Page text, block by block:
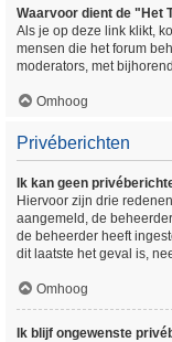
Waarvoor dient de "Het
Als je op deze link klikt,
mensen die het forum
moderators, met
Omhoog
Privéberichten
Ik kan geen
Hiervoor zijn drie
aangemeld, de
de beheerder heeft
dit laatste het geval is,
Omhoog
Ik blijf ongewenste